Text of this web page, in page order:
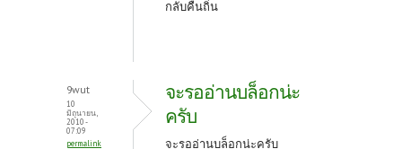
กลับคืนถิ่น
9wut
10
มิถุนายน,
2010 -
07:09
permalink
จะรออ่านบล็อกน่ะ
ครับ
จะรออ่านบล็อกน่ะครับ